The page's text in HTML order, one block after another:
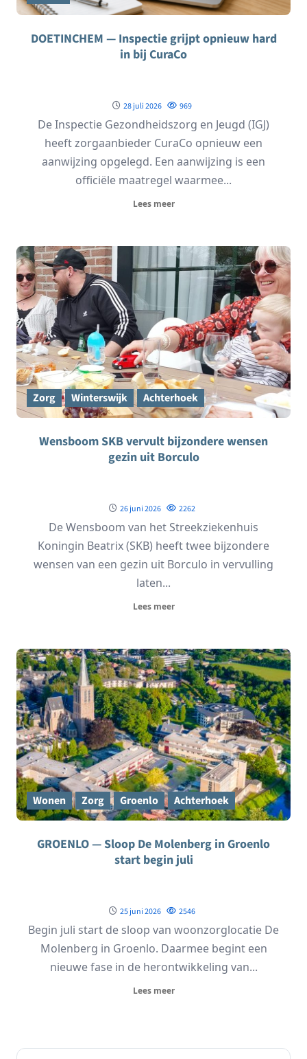
DOETINCHEM — Inspectie grijpt opnieuw hard
in bij CuraCo
28 juli 2026 969
De Inspectie Gezondheidszorg en Jeugd (IGJ)
heeft zorgaanbieder CuraCo opnieuw een
aanwijzing opgelegd. Een aanwijzing is een
officiële maatregel waarmee...
Lees meer
Zorg Winterswijk Achterhoek
Wensboom SKB vervult bijzondere wensen
gezin uit Borculo
26 juni 2026 2262
De Wensboom van het Streekziekenhuis
Koningin Beatrix (SKB) heeft twee bijzondere
wensen van een gezin uit Borculo in vervulling
laten...
Lees meer
Wonen Zorg Groenlo Achterhoek
GROENLO — Sloop De Molenberg in Groenlo
start begin juli
25 juni 2026 2546
Begin juli start de sloop van woonzorglocatie De
Molenberg in Groenlo. Daarmee begint een
nieuwe fase in de herontwikkeling van...
Lees meer